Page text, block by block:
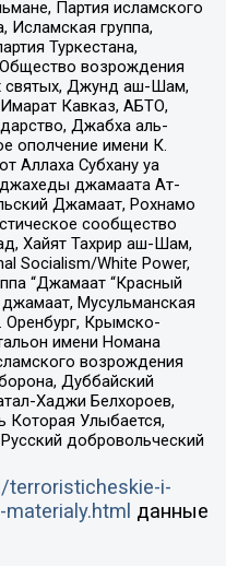
Партия исламского
группа,
Туркестана,
возрождения
святых, Джунд аш-Шам,
Кавказ, АБТО,
Джабха аль-
ополчение имени К.
Аллаха Субхану уа
джамаата Ат-
Джамаат, Рохнамо
сообщество
Хайят Тахрир аш-Шам,
Socialism/White Power,
“Джамаат “Красный
джамаат, Мусульманская
Оренбург, Крымско-
имени Номана
возрождения
Дуббайский
Хаджи Белхороев,
Которая Улыбается,
добровольческий
terroristicheskie-i-
данные